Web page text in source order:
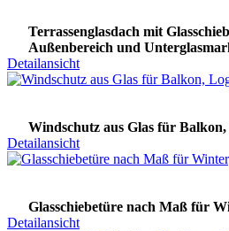
Terrassenglasdach mit
Außenbereich und
Detailansicht
Windschutz aus Glas für
Detailansicht
Glasschiebetüre nach Maß für
Detailansicht